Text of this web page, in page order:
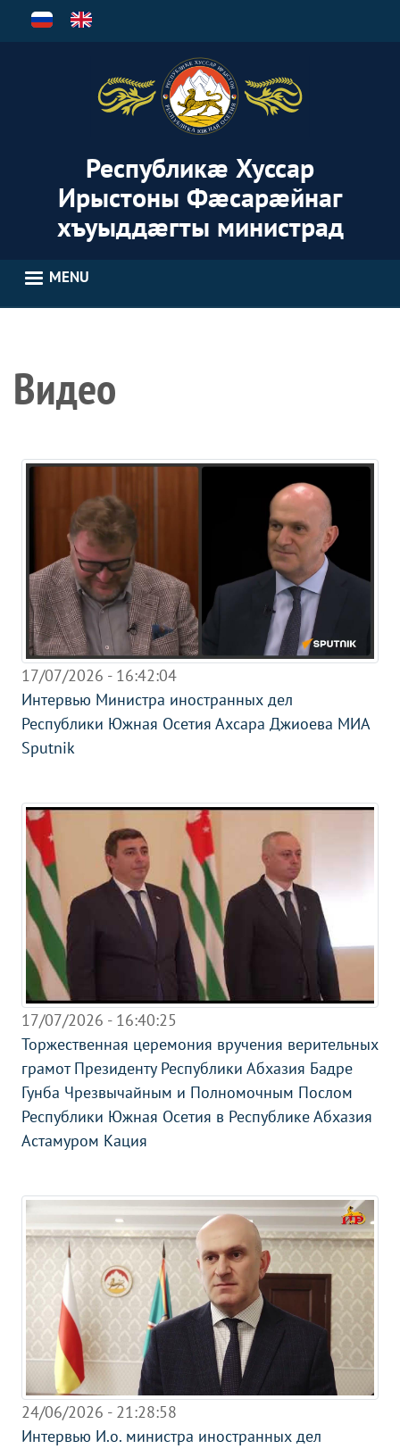
Республикæ Хуссар
Ирыстоны Фæсарæйнаг
хъуыддæгты министрад
MENU
Видео
17/07/2026 - 16:42:04
Интервью Министра иностранных дел
Республики Южная Осетия Ахсара Джиоева МИА
Sputnik
17/07/2026 - 16:40:25
Торжественная церемония вручения верительных
грамот Президенту Республики Абхазия Бадре
Гунба Чрезвычайным и Полномочным Послом
Республики Южная Осетия в Республике Абхазия
Астамуром Кация
24/06/2026 - 21:28:58
Интервью И.о. министра иностранных дел